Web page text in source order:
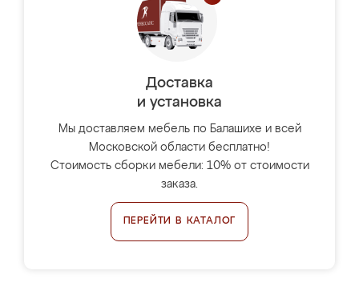
Доставка
и установка
Мы доставляем мебель по Балашихе и всей
Московской области бесплатно!
Стоимость сборки мебели: 10% от стоимости
заказа.
ПЕРЕЙТИ В КАТАЛОГ